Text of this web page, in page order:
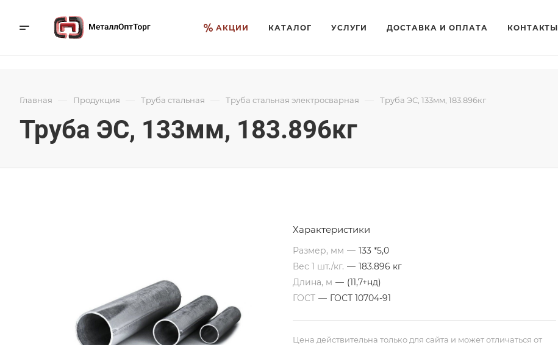
АКЦИИ КАТАЛОГ УСЛУГИ ДОСТАВКА И ОПЛАТА КОНТАКТЫ
Главная — Продукция — Труба стальная — Труба стальная электросварная — Труба ЭС, 133мм, 183.896кг
Труба ЭС, 133мм, 183.896кг
Характеристики
Размер, мм — 133 *5,0
Вес 1 шт./кг. — 183.896 кг
Длина, м — (11,7+нд)
ГОСТ — ГОСТ 10704-91
Цена действительна только для сайта и может отличаться от